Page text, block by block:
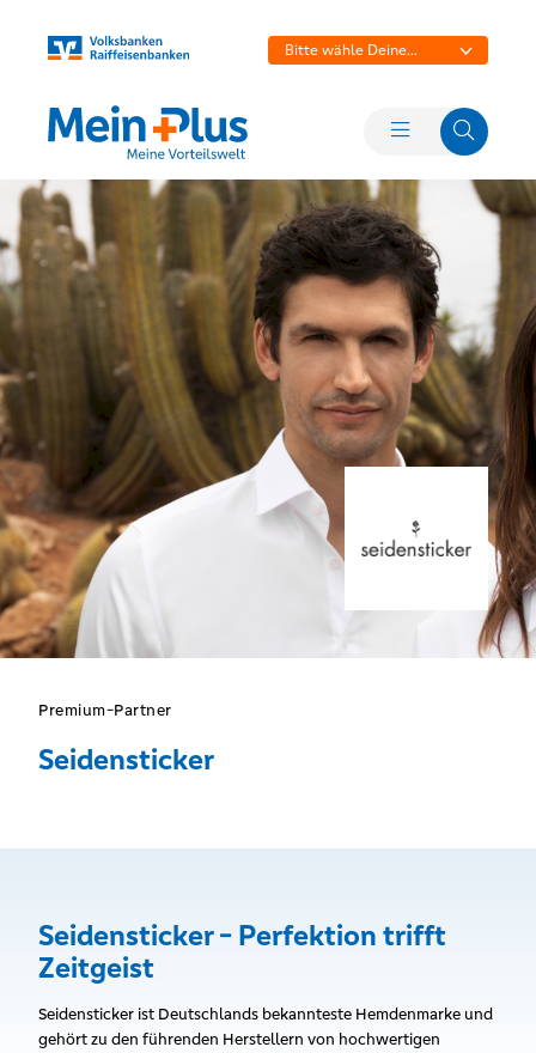
Bitte wähle Deine
Premium-Partner
Seidensticker
Seidensticker - Perfektion trifft
Zeitgeist
Seidensticker ist Deutschlands bekannteste Hemdenmarke und
gehört zu den führenden Herstellern von hochwertigen